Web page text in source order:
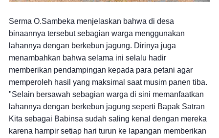
Serma O.Sambeka menjelaskan bahwa di desa
binaannya tersebut sebagian warga menggunakan
lahannya dengan berkebun jagung. Dirinya juga
menambahkan bahwa selama ini selalu hadir
memberikan pendampingan kepada para petani agar
memperoleh hasil yang maksimal saat musim panen tiba.
"Selain bersawah sebagian warga di sini memanfaatkan
lahannya dengan berkebun jagung seperti Bapak Satran
Kita sebagai Babinsa sudah saling kenal dengan mereka
karena hampir setiap hari turun ke lapangan memberikan